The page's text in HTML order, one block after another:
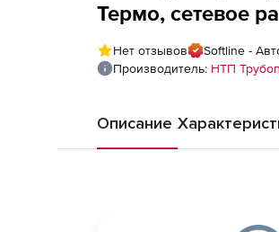
Термо, сетевое
последующие
Нет отзывов
Softline -
Производитель: НТП
Описание